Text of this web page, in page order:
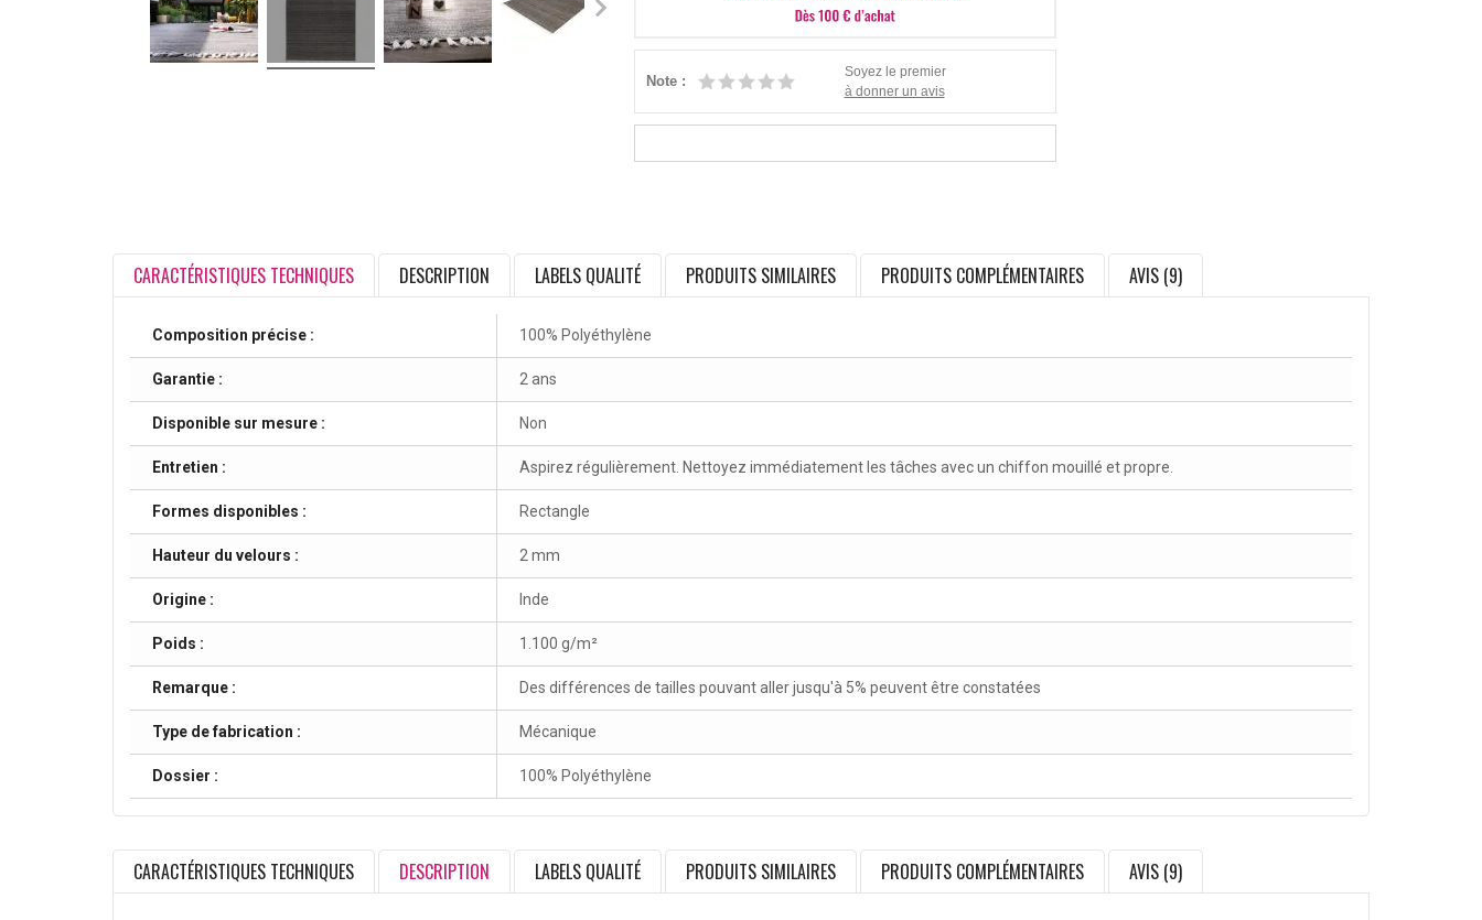
Note :
Soyez le premier
à donner un avis
CARACTÉRISTIQUES TECHNIQUES DESCRIPTION LABELS QUALITÉ PRODUITS SIMILAIRES PRODUITS COMPLÉMENTAIRES AVIS (9)
Composition précise : 100% Polyéthylène
Garantie : 2 ans
Disponible sur mesure : Non
Entretien : Aspirez régulièrement. Nettoyez immédiatement les tâches avec un chiffon mouillé et propre.
Formes disponibles : Rectangle
Hauteur du velours : 2 mm
Origine : Inde
Poids : 1.100 g/m²
Remarque : Des différences de tailles pouvant aller jusqu'à 5% peuvent être constatées
Type de fabrication : Mécanique
Dossier : 100% Polyéthylène
CARACTÉRISTIQUES TECHNIQUES DESCRIPTION LABELS QUALITÉ PRODUITS SIMILAIRES PRODUITS COMPLÉMENTAIRES AVIS (9)